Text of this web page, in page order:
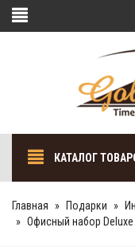
КАТАЛОГ
Главная Подарки
Офисный набор Deluxe